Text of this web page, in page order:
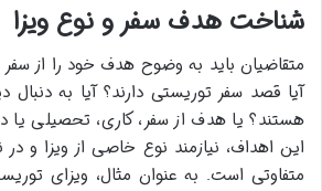
شناخت هدف سفر و نوع ویزا
متقاضیان باید به وضوح هدف خود را از
آیا قصد سفر توریستی دارند؟ آیا به دنبال
هستند؟ یا هدف از سفر، کاری، تحصیلی یا
این اهداف، نیازمند نوع خاصی از ویزا و
متفاوتی است. به عنوان مثال، ویزای